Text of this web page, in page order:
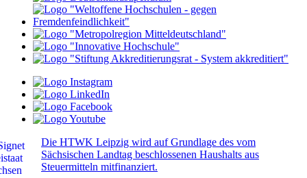
Die HTWK Leipzig wird auf Grundlage des vom
Sächsischen Landtag beschlossenen Haushalts aus
Steuermitteln mitfinanziert.